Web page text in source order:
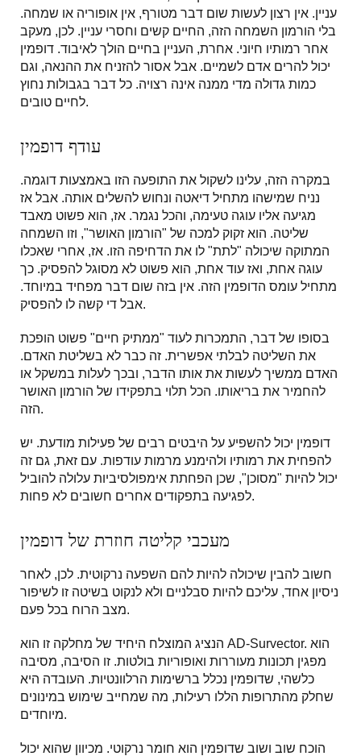
עניין. אין רצון לעשות שום דבר מטורף, אין אופוריה או שמחה.
בלי הורמון השמחה הזה, החיים קשים וחסרי עניין. לכן, מעקב
אחר רמותיו חיוני. אחרת, העניין בחיים הולך לאיבוד. דופמין
יכול להרים אדם לשמיים. אבל אסור להזניח את ההנאה, וגם
כמות גדולה מדי ממנה אינה רצויה. כל דבר בגבולות נחוץ
לחיים טובים.
עודף דופמין
במקרה הזה, עלינו לשקול את התופעה הזו באמצעות דוגמה.
נניח שמישהו מתחיל דיאטה ונחוש להשלים אותה. אבל אז
מגיעה אליו עוגה טעימה, והכל נגמר. אז, הוא פשוט מאבד
שליטה. הוא זקוק למכה של "הורמון האושר", וזו השמחה
המתוקה שיכולה "לתת" לו את הדחיפה הזו. אז, אחרי שאכלו
עוגה אחת, ואז עוד אחת, הוא פשוט לא מסוגל להפסיק. כך
מתחיל עומס הדופמין הזה. אין בזה שום דבר מפחיד במיוחד.
אבל די קשה לו להפסיק.
בסופו של דבר, התמכרות לעוד "ממתיק חיים" פשוט הופכת
את השליטה לבלתי אפשרית. זה כבר לא בשליטת האדם.
האדם ממשיך לעשות את אותו הדבר, ובכך לעלות במשקל או
להחמיר את בריאותו. הכל תלוי בתפקידו של הורמון האושר
הזה.
דופמין יכול להשפיע על היבטים רבים של פעילות מודעת. יש
להפחית את רמותיו ולהימנע מרמות עודפות. עם זאת, גם זה
יכול להיות "מסוכן", שכן הפחתת אימפולסיביות עלולה להוביל
לפגיעה בתפקודים אחרים חשובים לא פחות.
מעכבי קליטה חוזרת של דופמין
חשוב להבין שיכולה להיות להם השפעה נרקוטית. לכן, לאחר
ניסיון אחד, עליכם להיות סבלניים ולא לנקוט בשיטה זו לשיפור
מצב הרוח בכל פעם.
הנציג המוצלח היחיד של מחלקה זו הוא AD-Survector. הוא
מפגין תכונות מעוררות ואופוריות בולטות. זו הסיבה, מסיבה
כלשהי, שדופמין נכלל ברשימות הרלוונטיות. העובדה היא
שחלק מהתרופות הללו רעילות, מה שמחייב שימוש במינונים
מיוחדים.
הוכח שוב ושוב שדופמין הוא חומר נרקוטי. מכיוון שהוא יכול